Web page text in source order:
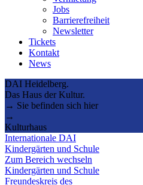
Jobs
Barrierefreiheit
Newsletter
Tickets
Kontakt
News
DAI Heidelberg.
Das Haus der Kultur.
→ Sie befinden sich hier
→
Kulturhaus
Internationale DAI
Kindergärten und Schule
Zum Bereich wechseln
Kindergärten und Schule
Freundeskreis des